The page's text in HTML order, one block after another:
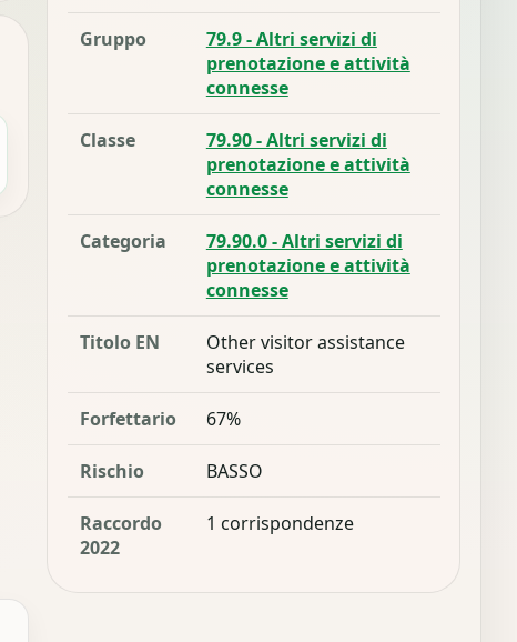
Gruppo
79.9 - Altri servizi di
prenotazione e attività
connesse
Classe
79.90 - Altri servizi di
prenotazione e attività
connesse
Categoria
79.90.0 - Altri servizi di
prenotazione e attività
connesse
Titolo EN
Other visitor assistance
services
Forfettario 67%
Rischio BASSO
Raccordo
2022
1 corrispondenze